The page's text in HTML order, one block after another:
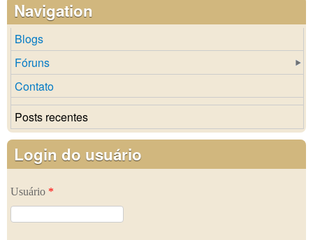
Navigation
Blogs
Fóruns
Contato
Posts recentes
Login do usuário
Usuário *